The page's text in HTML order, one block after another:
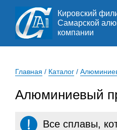
Кировский
Самарской
компании
Главная / Каталог /
Алюминиевый
Все сплавы,